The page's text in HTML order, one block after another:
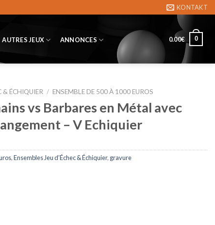
KONTAKT
AUTRES JEUX ANNONCES 0.00€ 0
& ÉCHIQUIER / ENSEMBLE DE 500 À 1000 EUROS
vs Barbares en Métal avec
– V Echiquier
,Ensembles Jeu d’Échec & Échiquier, gravure